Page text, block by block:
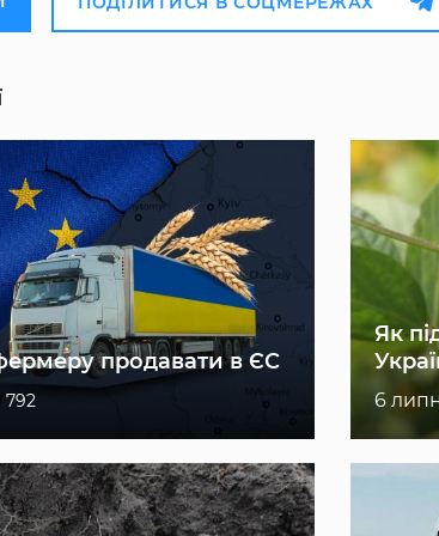
продавати в ЄС
792
Як
6